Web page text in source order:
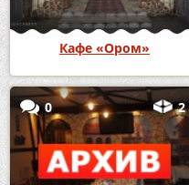
Кафе «Ором»
0 2